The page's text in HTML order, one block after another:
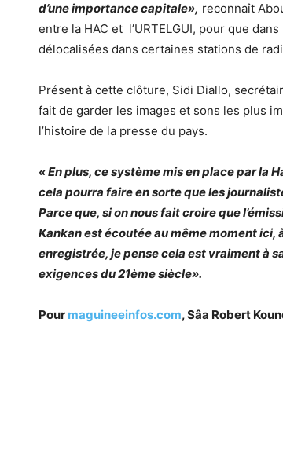
d’une importance capitale», reconnaît
entre la HAC et l’URTELGUI, pour que
délocalisées dans certaines stations de
Présent à cette clôture, Sidi Diallo,
fait de garder les images et sons les plus
l’histoire de la presse du pays.
« En plus, ce système mis en place par la
cela pourra faire en sorte que les
Parce que, si on nous fait croire que
Kankan est écoutée au même moment ici,
enregistrée, je pense cela est vraiment à
exigences du 21ème siècle».
Pour maguineeinfos.com, Sâa Robert